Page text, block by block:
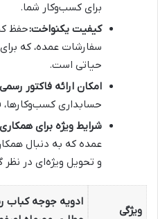
برای کسب‌وکار شما.
کیفیت یکنواخت:حفظ
سفارشات عمده، که
حیاتی است.
امکان ارائه فاکتور
حسابداری کسب‌وکارها،
شرایط ویژه برای
عمده که به دنبال
و تحویل ویژه‌ای در نظر
ویژگی
ادویه جوجه کباب